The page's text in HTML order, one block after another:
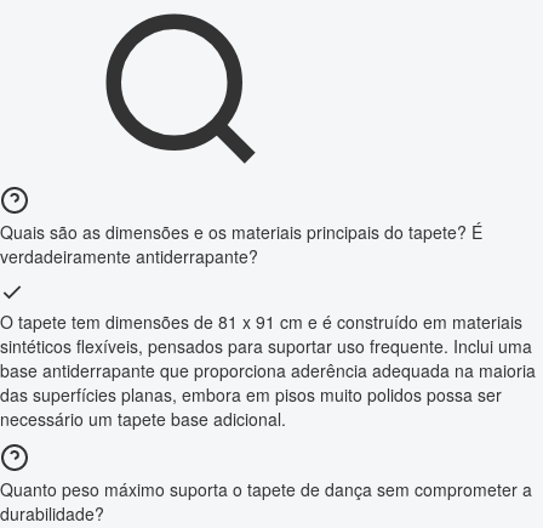
Quais são as dimensões e os materiais principais do tapete? É
verdadeiramente antiderrapante?
O tapete tem dimensões de 81 x 91 cm e é construído em materiais
sintéticos flexíveis, pensados para suportar uso frequente. Inclui uma
base antiderrapante que proporciona aderência adequada na maioria
das superfícies planas, embora em pisos muito polidos possa ser
necessário um tapete base adicional.
Quanto peso máximo suporta o tapete de dança sem comprometer a
durabilidade?